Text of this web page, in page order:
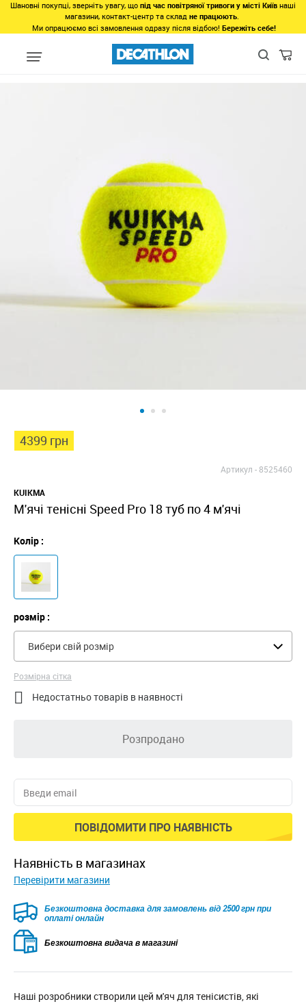
Шановні покупці, зверніть увагу, що під час повітряної тривоги у місті Київ наші
магазини, контакт-центр та склад не працюють.
Ми опрацюємо всі замовлення одразу після відбою! Бережіть себе!
Види спорту Спорт з ракетками Обладнання та
4399 грн
Артикул -8525460
KUIKMA
М'ячі тенісні Speed Pro 18 туб по 4 м'ячі
Колір :
розмір :
Вибери свій розмір
Розмірна сітка
 Недостатньо товарів в наявності
Розпродано
ПОВІДОМИТИ ПРО НАЯВНІСТЬ
наявність в магазинах
Перевірити магазини
Безкоштовна доставка для замовлень від 2500 грн при
оплаті онлайн
Безкоштовна видача в магазині
Наші розробники створили цей м'яч для тенісистів, які